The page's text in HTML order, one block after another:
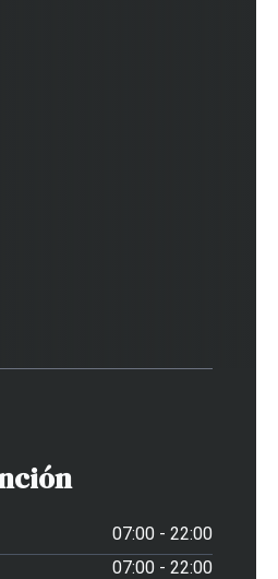
07:00 - 22:00
07:00 - 22:00